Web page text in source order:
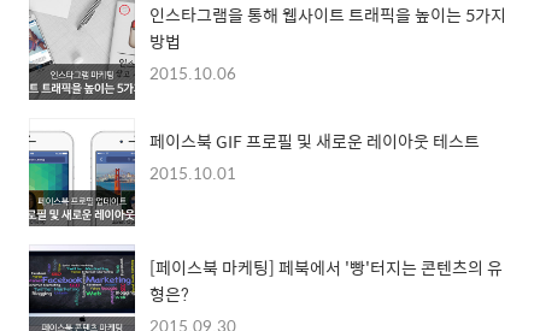
인스타그램을 통해 웹사이트 트래픽을 높이는 5가지
방법
2015.10.06
페이스북 GIF 프로필 및 새로운 레이아웃 테스트
2015.10.01
[페이스북 마케팅] 페북에서 '빵'터지는 콘텐츠의 유
형은?
2015.09.30